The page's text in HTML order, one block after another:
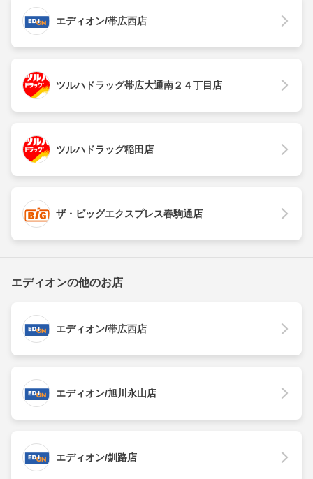
エディオン/帯広西店
ツルハドラッグ帯広大通南２４丁目店
ツルハドラッグ稲田店
ザ・ビッグエクスプレス春駒通店
エディオンの他のお店
エディオン/帯広西店
エディオン/旭川永山店
エディオン/釧路店